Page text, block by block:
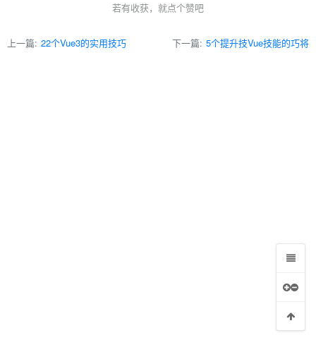
若有收获，就点个赞吧
上一篇: 22个Vue3的实用技巧 下一篇: 5个提升技Vue技能的巧将